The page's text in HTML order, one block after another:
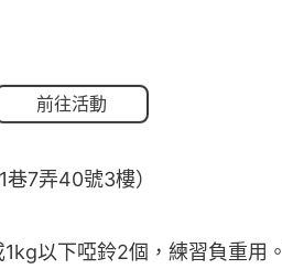
前往活動
7弄40號3樓）
以下啞鈴2個，練習負重用